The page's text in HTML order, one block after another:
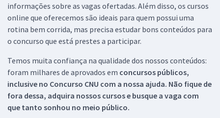
informações sobre as vagas ofertadas. Além disso, os cursos
online que oferecemos são ideais para quem possui uma
rotina bem corrida, mas precisa estudar bons conteúdos para
o concurso que está prestes a participar.
Temos muita confiança na qualidade dos nossos conteúdos:
foram milhares de aprovados em concursos públicos,
inclusive no Concurso CNU com a nossa ajuda. Não fique de
fora dessa, adquira nossos cursos e busque a vaga com
que tanto sonhou no meio público.